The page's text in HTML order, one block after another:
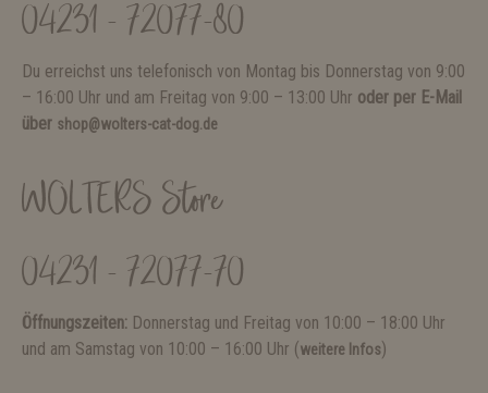
04231 - 72077-80
Du erreichst uns telefonisch von Montag bis Donnerstag von 9:00
– 16:00 Uhr und am Freitag von 9:00 – 13:00 Uhr oder per E-Mail
über shop@wolters-cat-dog.de
WOLTERS Store
04231 - 72077-70
Öffnungszeiten: Donnerstag und Freitag von 10:00 – 18:00 Uhr
und am Samstag von 10:00 – 16:00 Uhr (weitere Infos)